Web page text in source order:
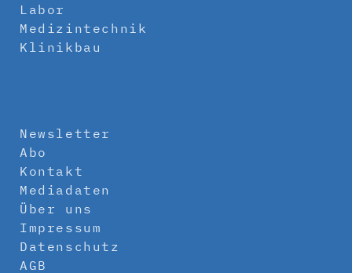
Labor
Medizintechnik
Klinikbau
Newsletter
Abo
Kontakt
Mediadaten
Über uns
Impressum
Datenschutz
AGB